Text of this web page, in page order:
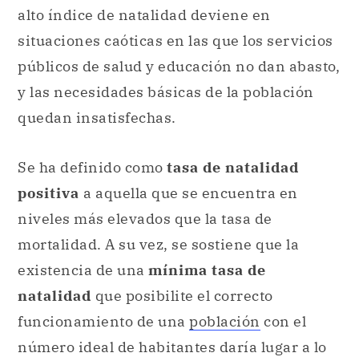
alto índice de natalidad deviene en
situaciones caóticas en las que los servicios
públicos de salud y educación no dan abasto,
y las necesidades básicas de la población
quedan insatisfechas.
Se ha definido como tasa de natalidad
positiva a aquella que se encuentra en
niveles más elevados que la tasa de
mortalidad. A su vez, se sostiene que la
existencia de una mínima tasa de
natalidad que posibilite el correcto
funcionamiento de una población con el
número ideal de habitantes daría lugar a lo